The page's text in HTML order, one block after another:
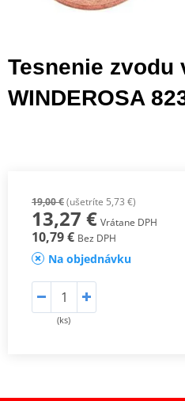
Tesnenie zvodu
WINDEROSA
19,00 €(ušetríte 5,73 €)
13,27 € Vrátane DPH
10,79 € Bez DPH
Na objednávku
(ks)